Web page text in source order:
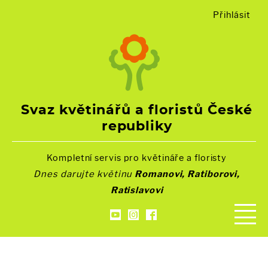
Svaz květinářů a floristů České
republiky
Přihlásit
Kompletní servis pro květináře a floristy
Dnes darujte květinu Romanovi, Ratiborovi,
Ratislavovi